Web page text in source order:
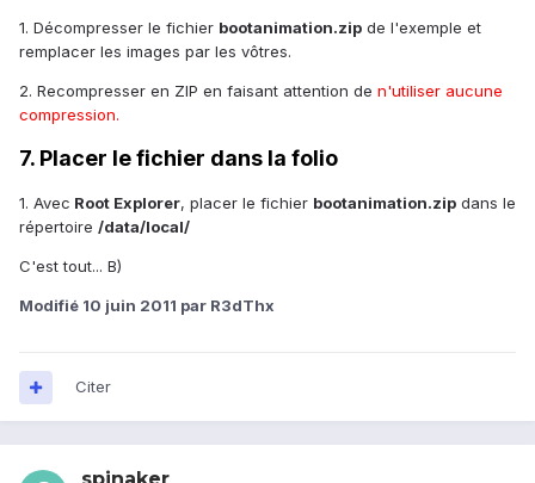
1. Décompresser le fichier bootanimation.zip de l'exemple et
remplacer les images par les vôtres.
2. Recompresser en ZIP en faisant attention de n'utiliser aucune
compression.
7. Placer le fichier dans la folio
1. Avec Root Explorer, placer le fichier bootanimation.zip dans le
répertoire /data/local/
C'est tout... B)
Modifié 10 juin 2011 par R3dThx
Citer